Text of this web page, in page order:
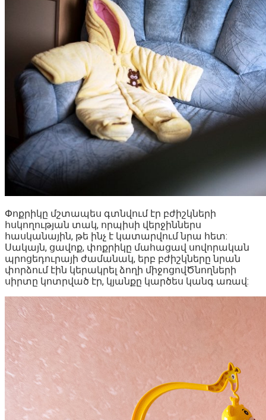
Փոքրիկը մշտապես գտնվում էր բժիշկների
հսկողության տակ, որպիսի վերջիններս
հասկանային, թե ինչ է կատարվում նրա հետ:
Սակայն, ցավոք, փոքրիկը մահացավ սովորական
պրոցեդուրայի ժամանակ, երբ բժիշկները նրան
փորձում էին կերակրել ձողի միջոցովԾնողների
սիրտը կոտրված էր, կյանքը կարծես կանգ առավ: